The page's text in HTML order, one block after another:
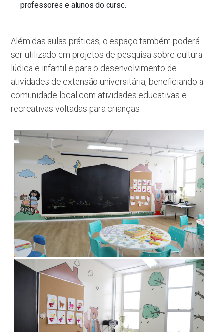
professores e alunos do curso.
Além das aulas práticas, o espaço também poderá
ser utilizado em projetos de pesquisa sobre cultura
lúdica e infantil e para o desenvolvimento de
atividades de extensão universitária, beneficiando a
comunidade local com atividades educativas e
recreativas voltadas para crianças.